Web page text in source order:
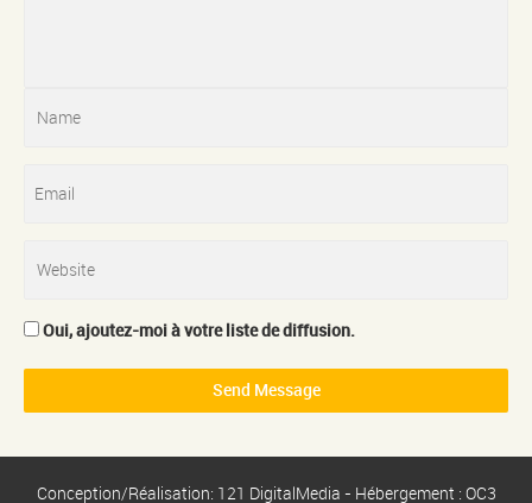
Oui, ajoutez-moi à votre liste de diffusion.
Conception/Réalisation: 121 DigitalMedia - Hébergement : OC3